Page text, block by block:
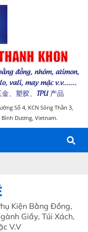
KHÔN
đồng, nhôm, atimon,
vali, may mặc v.v.......
、塑胶、TPU 产品
Số 4, KCN Sóng Thần 3,
Dương, Vietnam.
Kiện Bằng Đồng,
Giầy, Túi Xách,
V.v